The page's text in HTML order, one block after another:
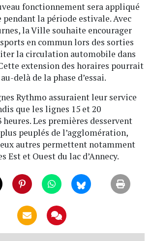
fonctionnement sera appliqué
pendant la période estivale. Avec
la Ville souhaite encourager
en commun lors des sorties
la circulation automobile dans
extension des horaires pourrait
delà de la phase d’essai.
Rythmo assuraient leur service
que les lignes 15 et 20
heures. Les premières desservent
peuplés de l’agglomération,
autres permettent notamment
Est et Ouest du lac d’Annecy.